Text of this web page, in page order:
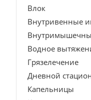
Влок
Внутривенные
Водное
Грязелечение
Дневной
Капельницы